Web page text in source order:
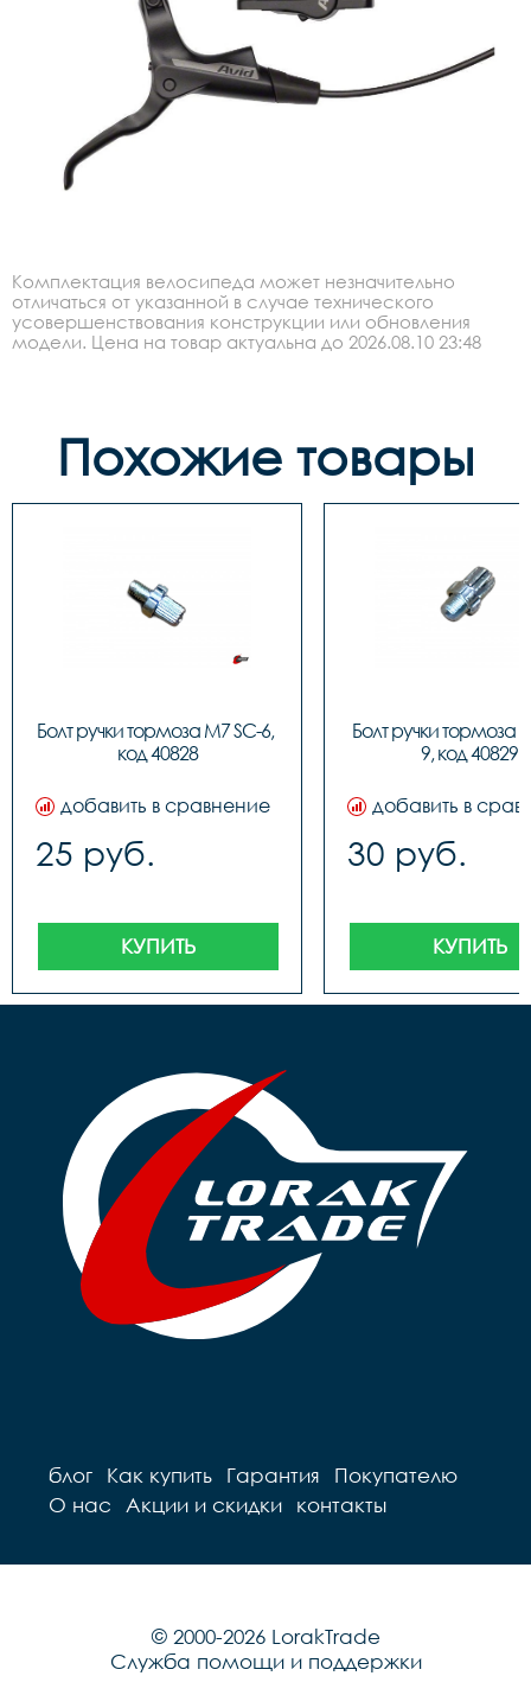
Комплектация велосипеда может незначительно
отличаться от указанной в случае технического
усовершенствования конструкции или обновления
модели. Цена на товар актуальна до 2026.08.10 23:48
Похожие товары
Болт ручки тормоза M7 SC-6,
код 40828
добавить в сравнение
25 руб.
КУПИТЬ
Болт ручки тормоза
9, код 40829
добавить в
30 руб.
КУПИТЬ
блог Как купить Гарантия
Покупателю
О нас
Акции и скидки контакты
© 2000-2026 LorakTrade
Служба помощи и поддержки